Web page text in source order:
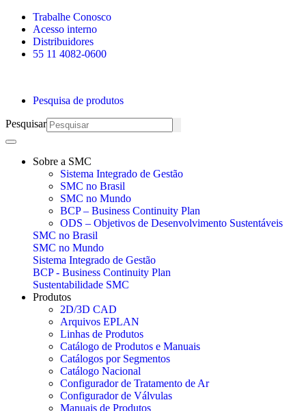
Skip
content
Trabalhe Conosco
Acesso interno
Distribuidores
55 11 4082-0600
Pesquisa de produtos
Pesquisar
Sobre a SMC
Sistema Integrado de Gestão
SMC no Brasil
SMC no Mundo
BCP – Business Continuity Plan
ODS – Objetivos de Desenvolvimento Sustentáveis
SMC no Brasil
SMC no Mundo
Sistema Integrado de Gestão
BCP - Business Continuity Plan
Sustentabilidade SMC
Produtos
2D/3D CAD
Arquivos EPLAN
Linhas de Produtos
Catálogo de Produtos e Manuais
Catálogos por Segmentos
Catálogo Nacional
Configurador de Tratamento de Ar
Configurador de Válvulas
Manuais de Produtos